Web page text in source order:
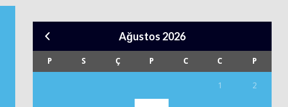
Ağustos 2026
P S Ç P C C P
1 2